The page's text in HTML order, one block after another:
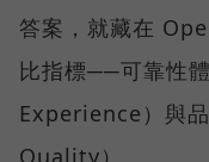
答案，就藏在
比指標──可靠性
Experience）與